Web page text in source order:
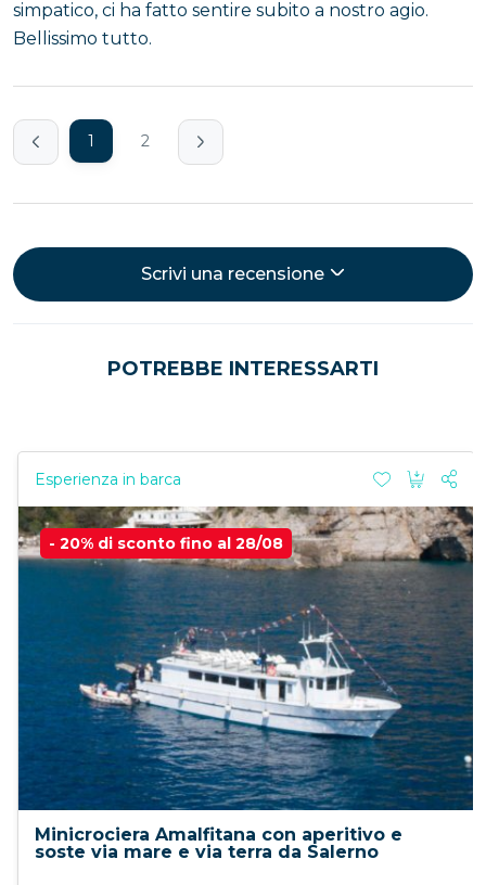
simpatico, ci ha fatto sentire subito a nostro agio.
Bellissimo tutto.
1 2
Scrivi una recensione
POTREBBE INTERESSARTI
Esperienza in barca
- 20% di sconto fino al 28/08
Minicrociera Amalfitana con aperitivo e
soste via mare e via terra da Salerno